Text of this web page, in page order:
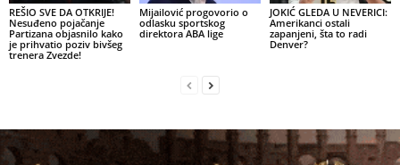
REŠIO SVE DA OTKRIJE!
Nesuđeno pojačanje
Partizana objasnilo kako
je prihvatio poziv bivšeg
trenera Zvezde!
Mijailović progovorio o
odlasku sportskog
direktora ABA lige
JOKIĆ GLEDA U NEVERICI:
Amerikanci ostali
zapanjeni, šta to radi
Denver?